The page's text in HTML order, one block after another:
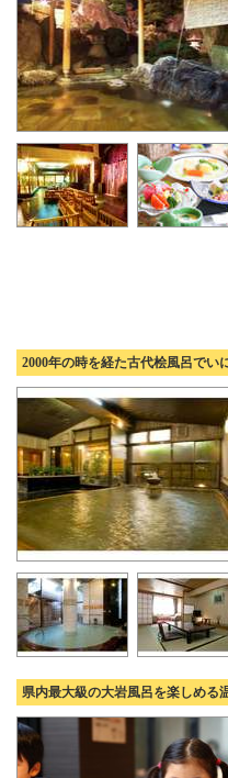
2000年の時を経た古代桧風呂でい
県内最大級の大岩風呂を楽しめる